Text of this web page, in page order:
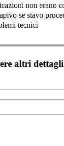
non erano
se stavo
tecnici
altri